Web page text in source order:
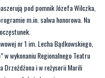
nr 1 im. Lecha Bądkowskiego,
wykonaniu Regionalnego Teatru
i w reżyserii Marili
doświadczeniem
regionie? Chcecie aby